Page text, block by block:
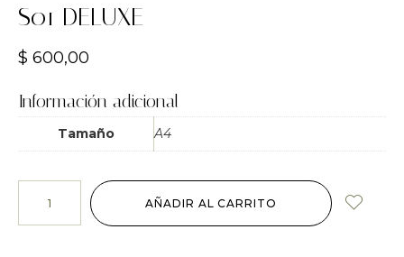
S01 DELUXE
$ 600,00
Información adicional
Tamaño A4
AÑADIR AL CARRITO